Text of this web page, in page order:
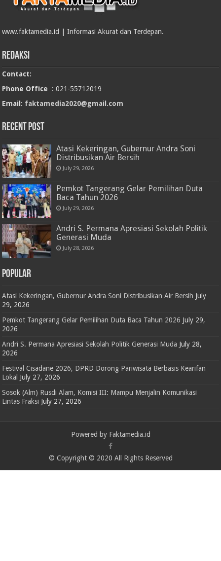
www.faktamedia.id | Informasi Akurat dan Terdepan.
Redaksi
Contact:
Phone Office : 021-55712019
Email: faktamedia2020@gmail.com
RECENT POST
Atasi Kekeringan, Gubernur Andra Soni
Distribusikan Air Bersih
July 29, 2026
Pemkot Tangerang Gelar Pemilihan Duta
Baca Tahun 2026
July 29, 2026
Andri S. Permana Apresiasi Sekolah Politik
Generasi Muda
July 28, 2026
POPULAR
Atasi Kekeringan, Gubernur Andra Soni Distribusikan Air Bersih July
29, 2026
Pemkot Tangerang Gelar Pemilihan Duta Baca Tahun 2026 July 29,
2026
Andri S. Permana Apresiasi Sekolah Politik Generasi Muda July 28,
2026
Festival Cisadane 2026, DPRD Dorong Pariwisata Berbasis Kearifan
Lokal July 27, 2026
Sosok (Alm) Rusdi Alam, Komisi III: Mampu Menjalin Komunikasi
Lintas Fraksi July 27, 2026
Powered by Faktamedia.id
© Copyright © 2020 All Rights Reserved